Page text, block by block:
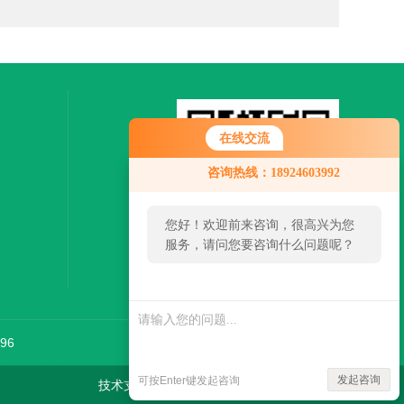
在线交流
咨询热线：18924603992
您好！欢迎前来咨询，很高兴为您
服务，请问您要咨询什么问题呢？
可按Enter键发起咨询 发起咨询
技术支持：环保在线 管理登陆 sitemap.xml